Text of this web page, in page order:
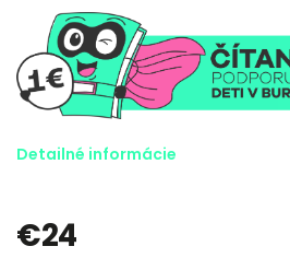
Detailné informácie
€24